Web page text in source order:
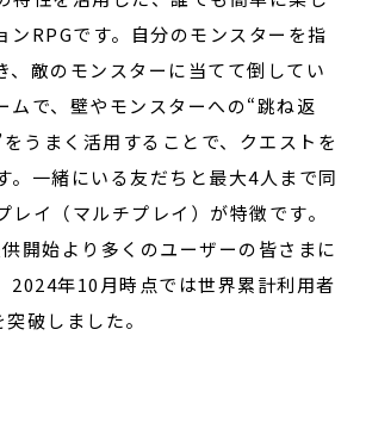
ンRPGです。自分のモンスターを指
、敵のモンスターに当てて倒してい
ムで、壁やモンスターへの“跳ね返
うまく活用することで、クエストを
。一緒にいる友だちと最大4人まで同
レイ（マルチプレイ）が特徴です。
開始より多くのユーザーの皆さまに
2024年10月時点では世界累計利用者
破しました。